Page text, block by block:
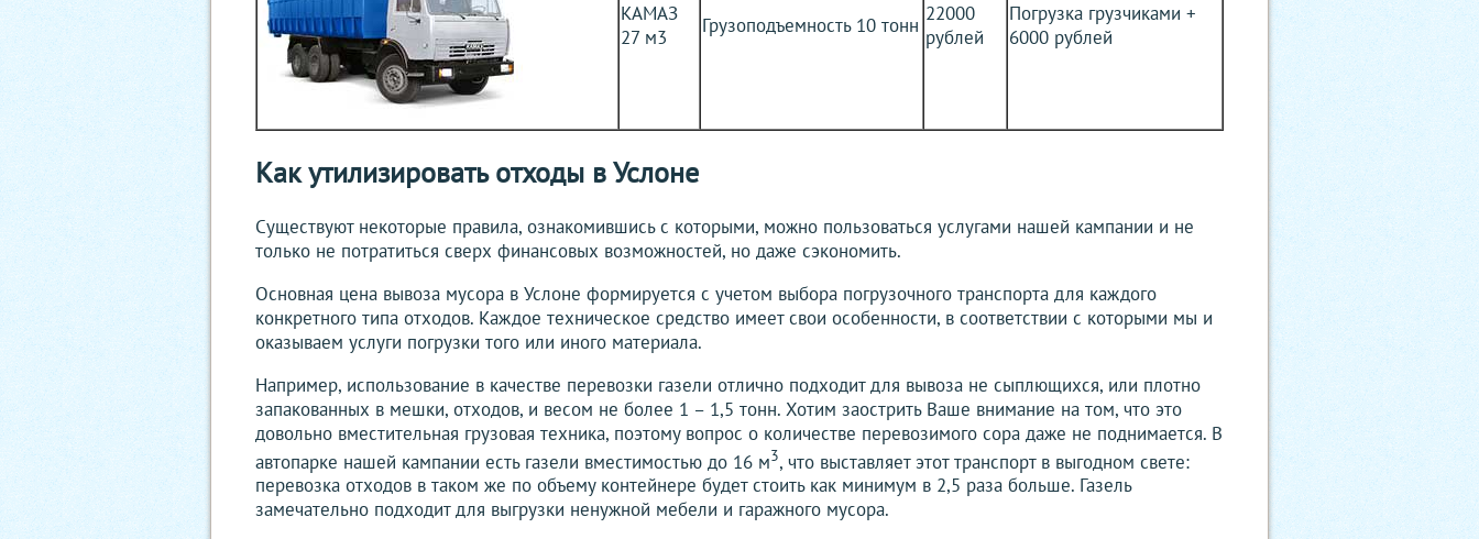
КАМАЗ
27 м3
Грузоподъемность 10 тонн 22000
рублей
Погрузка грузчиками +
6000 рублей
Как утилизировать отходы в Услоне
Существуют некоторые правила, ознакомившись с которыми, можно пользоваться услугами нашей кампании и не
только не потратиться сверх финансовых возможностей, но даже сэкономить.
Основная цена вывоза мусора в Услоне формируется с учетом выбора погрузочного транспорта для каждого
конкретного типа отходов. Каждое техническое средство имеет свои особенности, в соответствии с которыми мы и
оказываем услуги погрузки того или иного материала.
Например, использование в качестве перевозки газели отлично подходит для вывоза не сыплющихся, или плотно
запакованных в мешки, отходов, и весом не более 1 – 1,5 тонн. Хотим заострить Ваше внимание на том, что это
довольно вместительная грузовая техника, поэтому вопрос о количестве перевозимого сора даже не поднимается. В
автопарке нашей кампании есть газели вместимостью до 16 м3, что выставляет этот транспорт в выгодном свете:
перевозка отходов в таком же по объему контейнере будет стоить как минимум в 2,5 раза больше. Газель
замечательно подходит для выгрузки ненужной мебели и гаражного мусора.